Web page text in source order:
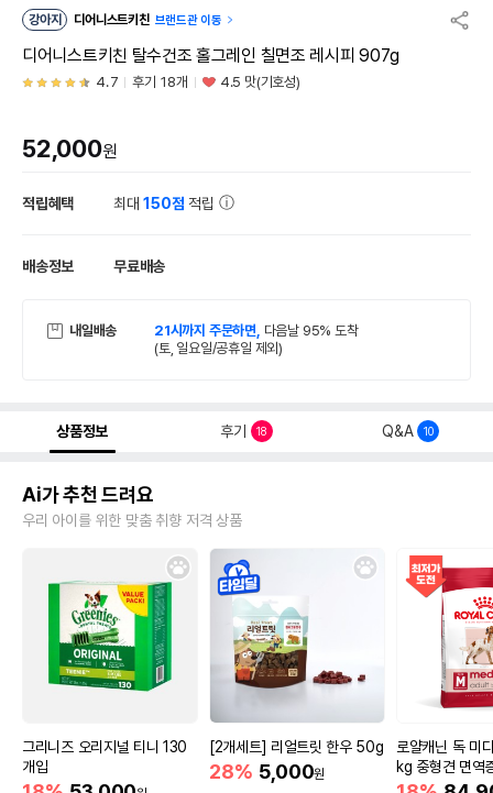
강아지 디어니스트키친 브랜드관 이동
디어니스트키친 탈수건조 홀그레인 칠면조 레시피 907g
4.7 후기 18개 4.5 맛(기호성)
52,000원
적립혜택 최대150점 적립
배송정보 무료배송
내일배송 21시까지 주문하면, 다음날 95% 도착
(토, 일요일/공휴일 제외)
상품정보 후기 18 Q&A 10
Ai가 추천 드려요
우리 아이를 위한 맞춤 취향 저격 상품
그리니즈 오리지널 티니 130
개입
[2개세트] 리얼트릿 한우 50g
28% 5,000원
로얄캐닌 독 미
kg 중형견 면역